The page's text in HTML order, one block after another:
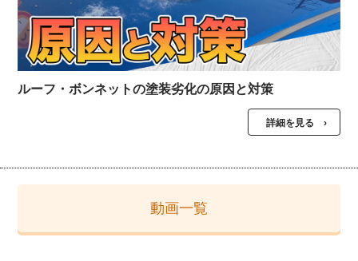
ルーフ・ボンネットの塗装劣化の原因と対策
詳細を見る ›
動画一覧